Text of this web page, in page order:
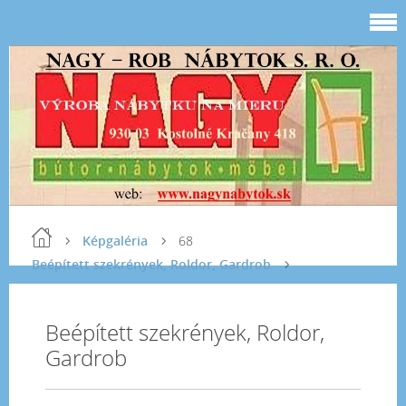
Képgaléria
Beépített szekrények, Roldor, Gardrob
68
Beépített szekrények, Roldor,
Gardrob